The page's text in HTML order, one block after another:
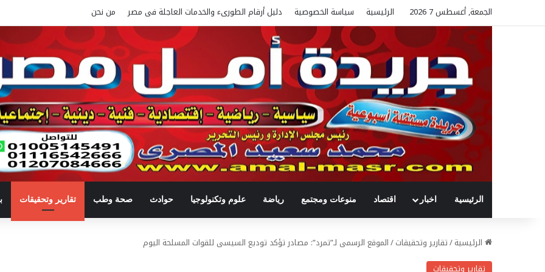
الجمعة, أغسطس 7 2026 الرئيسية سياسة الخصوصية دليل أرقام الطورىء والخدمات العاجلة فى مصر من نحن
الرئيسية اخبار اقتصاد منوعات ومجتمع رياضة علوم وتكنولوجيا حوادث صحة وطب تقارير وتحقيقات
الرئيسية/تقارير وتحقيقات/الموقع الرسمى لـ”تمرد”: مصادر تؤكد توديع السيسى للقوات المسلحة اليوم
تقارير وتحقيقات